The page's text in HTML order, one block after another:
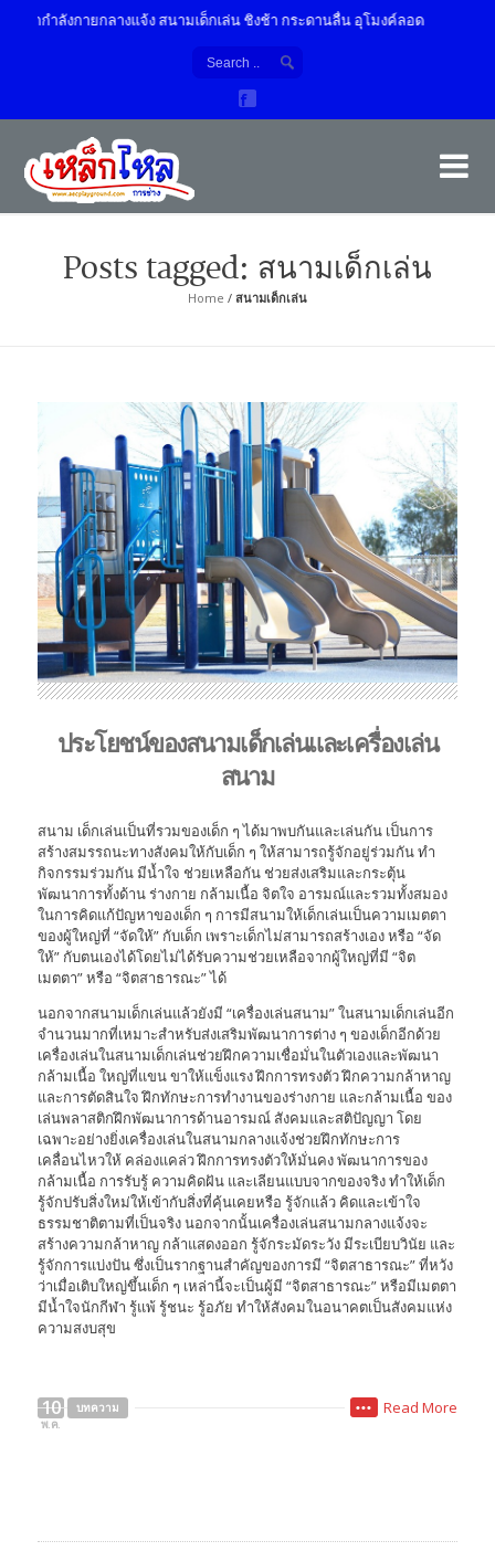
อกกำลังกายกลางแจ้ง สนามเด็กเล่น ชิงช้า กระดานลื่น อุโมงค์ลอด
Posts tagged: สนามเด็กเล่น
Home / สนามเด็กเล่น
ประโยชน์ของสนามเด็กเล่นและเครื่องเล่น
สนาม
สนาม เด็กเล่นเป็นที่รวมของเด็ก ๆ ได้มาพบกันและเล่นกัน เป็นการ
สร้างสมรรถนะทางสังคมให้กับเด็ก ๆ ให้สามารถรู้จักอยู่ร่วมกัน ทำ
กิจกรรมร่วมกัน มีน้ำใจ ช่วยเหลือกัน ช่วยส่งเสริมและกระตุ้น
พัฒนาการทั้งด้าน ร่างกาย กล้ามเนื้อ จิตใจ อารมณ์และรวมทั้งสมอง
ในการคิดแก้ปัญหาของเด็ก ๆ การมีสนามให้เด็กเล่นเป็นความเมตตา
ของผู้ใหญ่ที่ “จัดให้” กับเด็ก เพราะเด็กไม่สามารถสร้างเอง หรือ “จัด
ให้” กับตนเองได้โดยไม่ได้รับความช่วยเหลือจากผู้ใหญ่ที่มี “จิต
เมตตา” หรือ “จิตสาธารณะ” ได้
นอกจากสนามเด็กเล่นแล้วยังมี “เครื่องเล่นสนาม” ในสนามเด็กเล่นอีก
จำนวนมากที่เหมาะสำหรับส่งเสริมพัฒนาการต่าง ๆ ของเด็กอีกด้วย
เครื่องเล่นในสนามเด็กเล่นช่วยฝึกความเชื่อมั่นในตัวเองและพัฒนา
กล้ามเนื้อ ใหญ่ที่แขน ขาให้แข็งแรง ฝึกการทรงตัว ฝึกความกล้าหาญ
และการตัดสินใจ ฝึกทักษะการทำงานของร่างกาย และกล้ามเนื้อ ของ
เล่นพลาสติกฝึกพัฒนาการด้านอารมณ์ สังคมและสติปัญญา โดย
เฉพาะอย่างยิ่งเครื่องเล่นในสนามกลางแจ้งช่วยฝึกทักษะการ
เคลื่อนไหวให้ คล่องแคล่ว ฝึกการทรงตัวให้มั่นคง พัฒนาการของ
กล้ามเนื้อ การรับรู้ ความคิดฝัน และเลียนแบบจากของจริง ทำให้เด็ก
รู้จักปรับสิ่งใหม่ให้เข้ากับสิ่งที่คุ้นเคยหรือ รู้จักแล้ว คิดและเข้าใจ
ธรรมชาติตามที่เป็นจริง นอกจากนั้นเครื่องเล่นสนามกลางแจ้งจะ
สร้างความกล้าหาญ กล้าแสดงออก รู้จักระมัดระวัง มีระเบียบวินัย และ
รู้จักการแบ่งปัน ซึ่งเป็นรากฐานสำคัญของการมี “จิตสาธารณะ” ที่หวัง
ว่าเมื่อเติบใหญ่ขึ้นเด็ก ๆ เหล่านี้จะเป็นผู้มี “จิตสาธารณะ” หรือมีเมตตา
มีน้ำใจนักกีฬา รู้แพ้ รู้ชนะ รู้อภัย ทำให้สังคมในอนาคตเป็นสังคมแห่ง
ความสงบสุข
10
พ.ค.
บทความ Read More
•••